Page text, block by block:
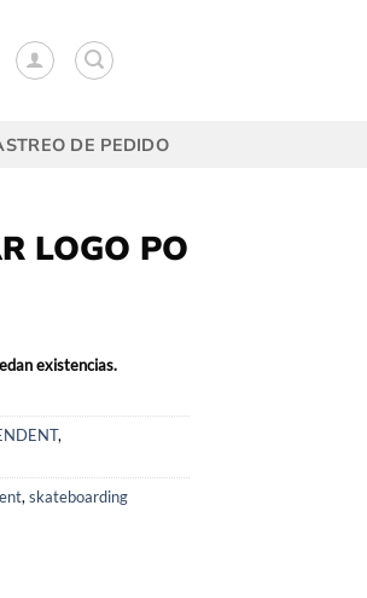
DE PEDIDO
LOGO PO
existencias.
,
, skateboarding